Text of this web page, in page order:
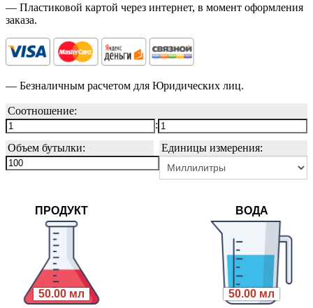
— Пластиковой картой через интернет, в момент оформления
заказа.
— Безналичным расчетом для Юридических лиц.
Соотношение:
:
Объем бутылки:
Единицы измерения:
ПРОДУКТ
50.00 мл
ВОДА
50.00 мл